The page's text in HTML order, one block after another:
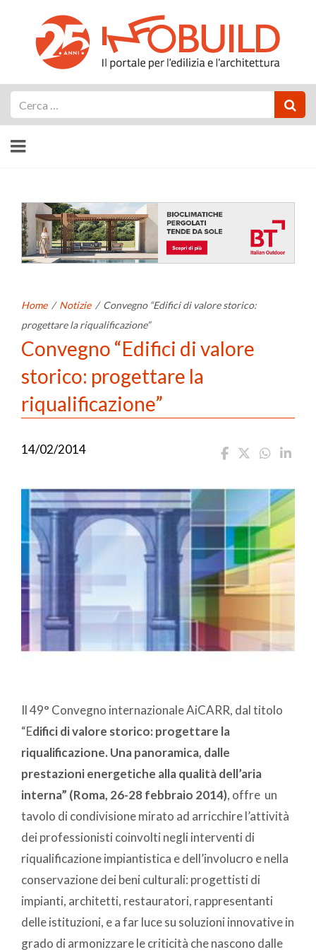
Home / Notizie / Convegno “Edifici di valore storico:
progettare la riqualificazione”
Convegno “Edifici di valore
storico: progettare la
riqualificazione”
14/02/2014
Il 49° Convegno internazionale AiCARR, dal titolo
“Edifici di valore storico: progettare la
riqualificazione. Una panoramica, dalle
prestazioni energetiche alla qualità dell’aria
interna” (Roma, 26-28 febbraio 2014), offre un
tavolo di condivisione mirato ad arricchire l’attività
dei professionisti coinvolti negli interventi di
riqualificazione impiantistica e dell’involucro e nella
conservazione dei beni culturali: progettisti di
impianti, architetti, restauratori, rappresentanti
delle istituzioni, e a far luce su soluzioni innovative in
grado di armonizzare le criticità che nascono dalle